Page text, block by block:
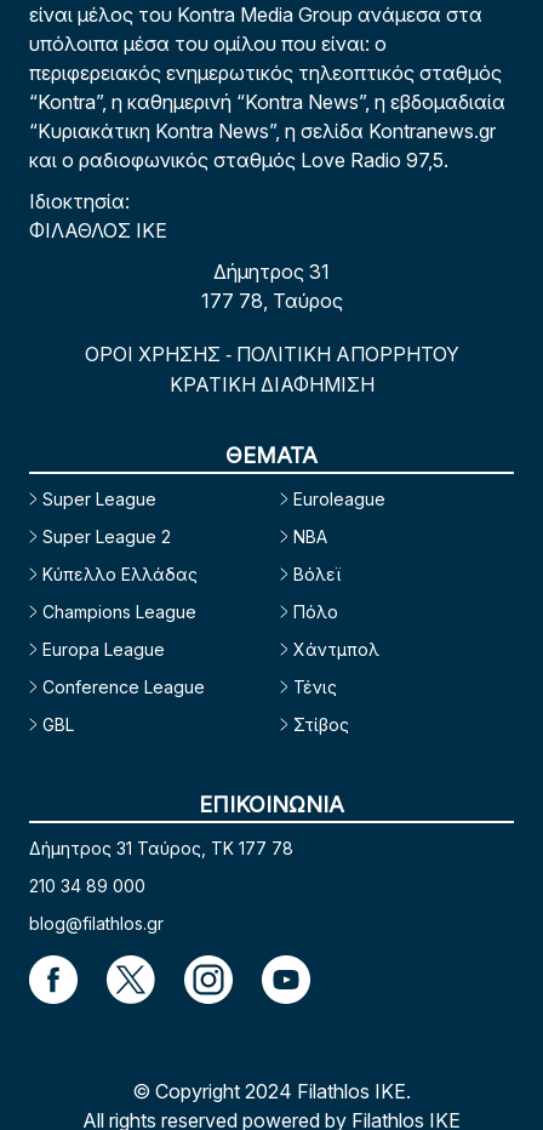
είναι μέλος του Kontra Media Group ανάμεσα στα
υπόλοιπα μέσα του ομίλου που είναι: ο
περιφερειακός ενημερωτικός τηλεοπτικός σταθμός
“Kontra”, η καθημερινή “Kontra News”, η εβδομαδιαία
“Κυριακάτικη Kontra News”, η σελίδα Kontranews.gr
και ο ραδιοφωνικός σταθμός Love Radio 97,5.
Ιδιοκτησία:
ΦΙΛΑΘΛΟΣ ΙΚΕ
Δήμητρος 31
177 78, Ταύρος
ΟΡΟΙ ΧΡΗΣΗΣ - ΠΟΛΙΤΙΚΗ ΑΠΟΡΡΗΤΟΥ
ΚΡΑΤΙΚΗ ΔΙΑΦΗΜΙΣΗ
ΘΕΜΑΤΑ
Super League
Super League 2
Κύπελλο Ελλάδας
Champions League
Europa League
Conference League
GBL
Euroleague
NBA
Βόλεϊ
Πόλο
Χάντμπολ
Τένις
Στίβος
ΕΠΙΚΟΙΝΩΝΙΑ
Δήμητρος 31 Ταύρος, TK 177 78
210 34 89 000
blog@filathlos.gr
© Copyright 2024 Filathlos ΙΚΕ.
All rights reserved powered by Filathlos ΙΚΕ